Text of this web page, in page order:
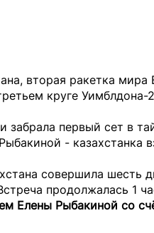
вторая ракетка мира
круге Уимблдона-
забрала первый сет в
- казахстанка
совершила шесть
продолжалась 1
Елены Рыбакиной со